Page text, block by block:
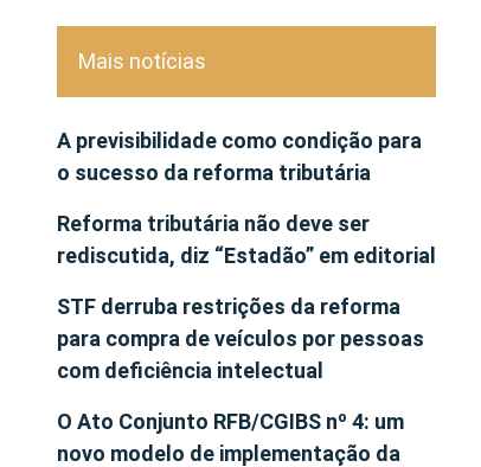
Mais notícias
A previsibilidade como condição para
o sucesso da reforma tributária
Reforma tributária não deve ser
rediscutida, diz “Estadão” em editorial
STF derruba restrições da reforma
para compra de veículos por pessoas
com deficiência intelectual
O Ato Conjunto RFB/CGIBS nº 4: um
novo modelo de implementação da